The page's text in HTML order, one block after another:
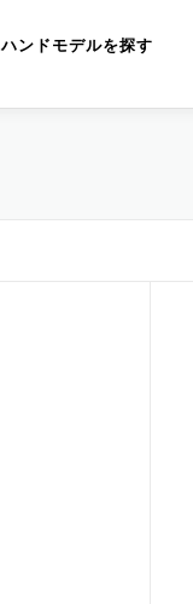
ハンドモデルを探す